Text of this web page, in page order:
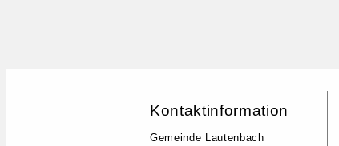
Kontaktinformation
Gemeinde Lautenbach